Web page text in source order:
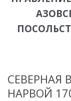
СЕВЕРНАЯ
НАРВОЙ